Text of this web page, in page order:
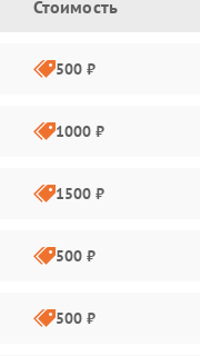
Стоимость
500 ₽
1000 ₽
1500 ₽
500 ₽
500 ₽